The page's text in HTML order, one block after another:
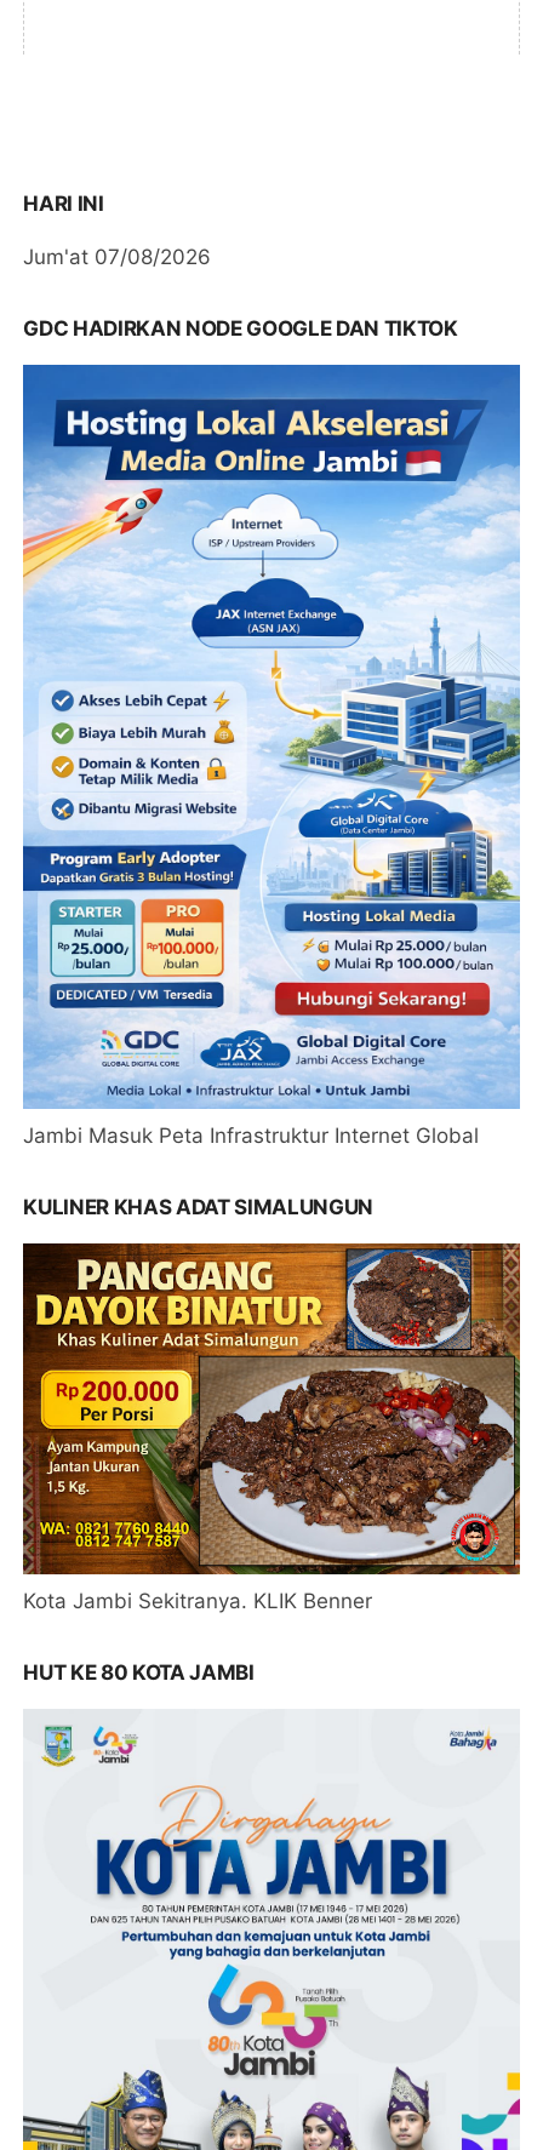
HARI INI
Jum'at 07/08/2026
GDC HADIRKAN NODE GOOGLE DAN TIKTOK
Jambi Masuk Peta Infrastruktur Internet Global
KULINER KHAS ADAT SIMALUNGUN
Kota Jambi Sekitranya. KLIK Benner
HUT KE 80 KOTA JAMBI